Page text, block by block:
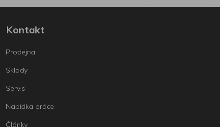
Kontakt
Prodejna
Sklady
Servis
Nabídka práce
Články